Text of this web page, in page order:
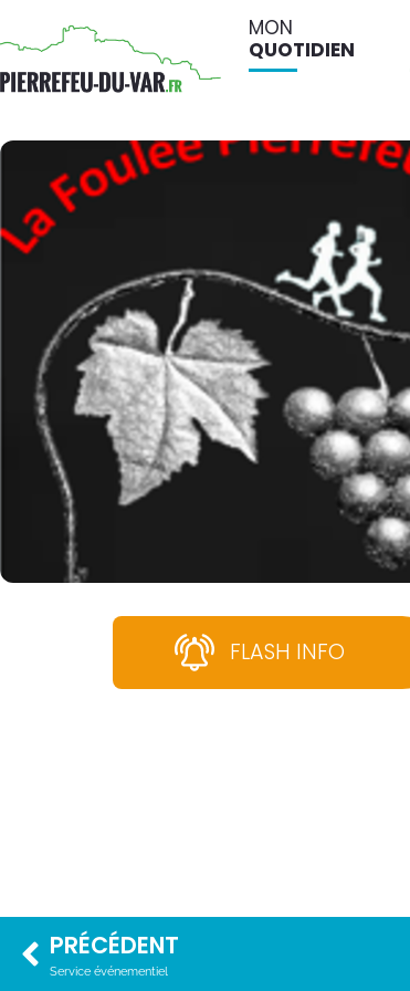
MON
QUOTIDIEN
FLASH INFO
PRÉCÉDENT
Service événementiel